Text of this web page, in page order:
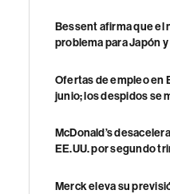
Bessent afirma que el
problema para Japón
Ofertas de empleo en
junio; los despidos se
McDonald’s
EE.UU. por segundo
Merck eleva su